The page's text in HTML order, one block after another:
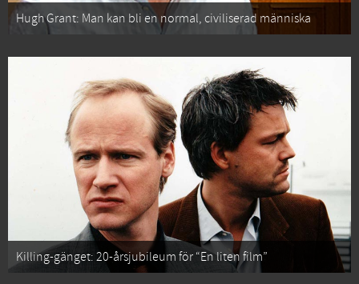
Hugh Grant: Man kan bli en normal, civiliserad människa
Killing-gänget: 20-årsjubileum för “En liten film”